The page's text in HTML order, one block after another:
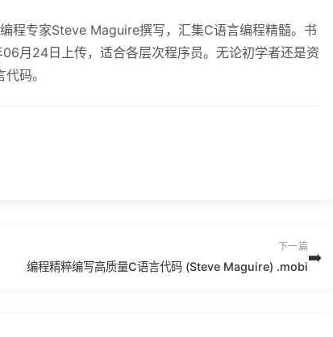
程专家Steve Maguire撰写，汇集C语言编程精髓。书
月24日上传，适合各层次程序员。无论初学者还是资
码。
下一篇
编程精粹编写高质量C语言代码 (Steve Maguire) .mobi➡️